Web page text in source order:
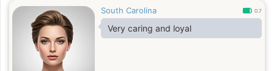
South Carolina 0.7
Very caring and loyal